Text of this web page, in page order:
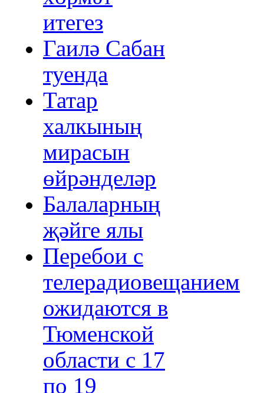
итегез
Гаилә Сабан
туенда
Татар
халкының
мирасын
өйрәнделәр
Балаларның
җәйге ялы
Перебои с
телерадиовещанием
ожидаются в
Тюменской
области с 17
по 19